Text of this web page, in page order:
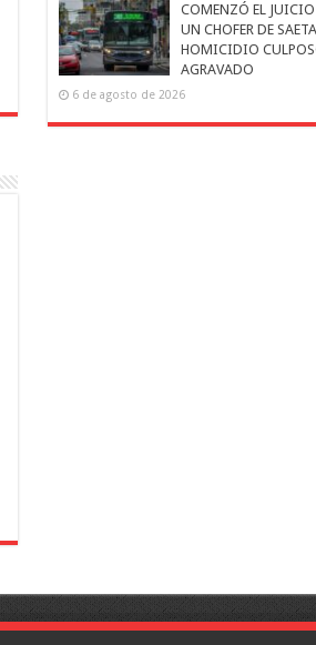
COMENZÓ EL
UN CHOFER DE
HOMICIDIO
AGRAVADO
6 de agosto de 2026